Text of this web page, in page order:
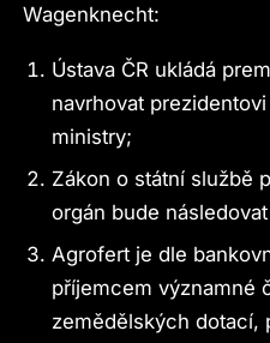
Wagenknecht:
Ústava ČR ukládá
navrhovat
ministry;
Zákon o státní službě
orgán bude
Agrofert je dle
příjemcem významné
zemědělských dotací,